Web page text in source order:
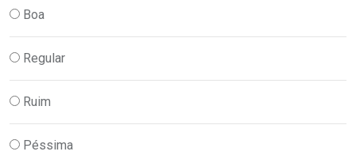
Boa
Regular
Ruim
Péssima